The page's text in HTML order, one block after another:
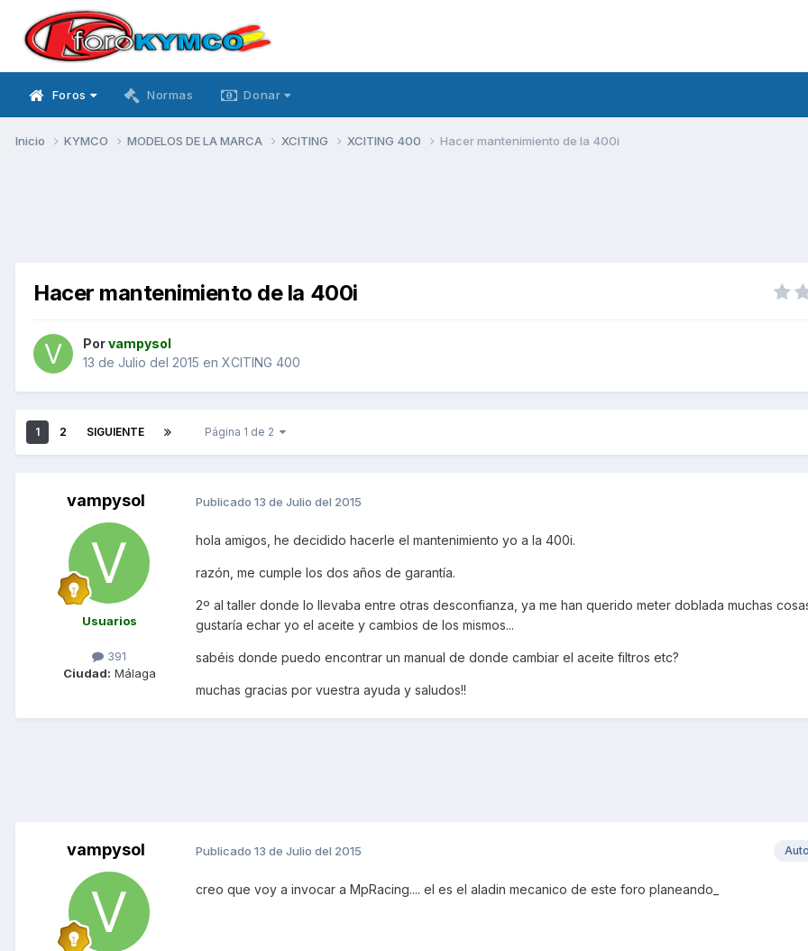
Foros Normas Donar
Inicio KYMCO MODELOS DE LA MARCA XCITING XCITING 400 Hacer mantenimiento de la 400i
Hacer mantenimiento de la 400i
Porvampysol
13 de Julio del 2015 en XCITING 400
1 2 SIGUIENTE Página 1 de 2
vampysol
Usuarios
391
Ciudad: Málaga
Publicado 13 de Julio del 2015
hola amigos, he decidido hacerle el mantenimiento yo a la 400i.
razón, me cumple los dos años de garantía.
2º al taller donde lo llevaba entre otras desconfianza, ya me han querido meter doblada muchas
gustaría echar yo el aceite y cambios de los mismos...
sabéis donde puedo encontrar un manual de donde cambiar el aceite filtros etc?
muchas gracias por vuestra ayuda y saludos!!
vampysol Publicado 13 de Julio del 2015
creo que voy a invocar a MpRacing.... el es el aladin mecanico de este foro planeando_